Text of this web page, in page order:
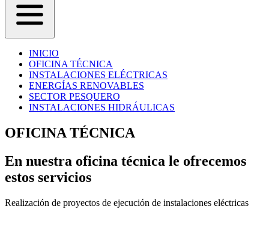
INICIO
OFICINA TÉCNICA
INSTALACIONES ELÉCTRICAS
ENERGÍAS RENOVABLES
SECTOR PESQUERO
INSTALACIONES HIDRÁULICAS
OFICINA TÉCNICA
En nuestra oficina técnica le ofrecemos
estos servicios
Realización de proyectos de ejecución de instalaciones eléctricas